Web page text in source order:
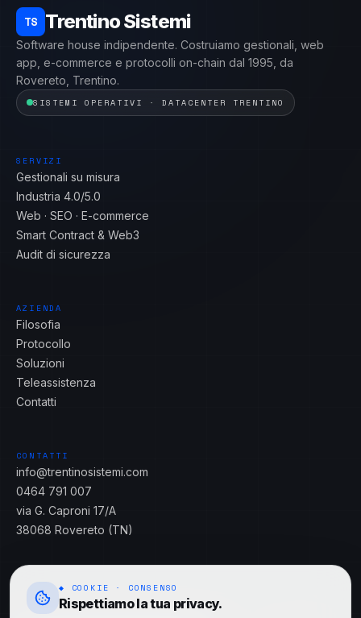
TS Trentino Sistemi
Software house indipendente. Costruiamo gestionali, web
app, e-commerce e protocolli on-chain dal 1995, da
Rovereto, Trentino.
SISTEMI OPERATIVI · DATACENTER TRENTINO
SERVIZI
Gestionali su misura
Industria 4.0/5.0
Web · SEO · E-commerce
Smart Contract & Web3
Audit di sicurezza
AZIENDA
Filosofia
Protocollo
Soluzioni
Teleassistenza
Contatti
CONTATTI
info@trentinosistemi.com
0464 791 007
via G. Caproni 17/A
38068 Rovereto (TN)
◆ COOKIE · CONSENSO
Rispettiamo la tua privacy.